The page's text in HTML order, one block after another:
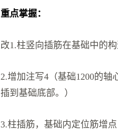
重点掌握：
改1.柱竖向插筋在基础中的
2.增加注写4（基础1200的
插到基础底部。）
3.柱插筋，基础内定位筋增点